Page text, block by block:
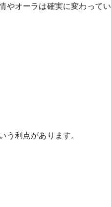
やオーラは確実に変わってい
利点があります。